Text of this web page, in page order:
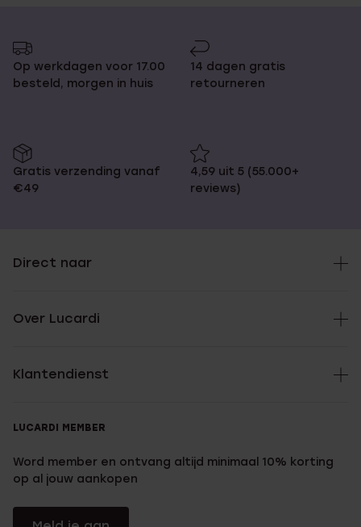
Op werkdagen voor 17.00
besteld, morgen in huis
14 dagen gratis
retourneren
Gratis verzending vanaf
€49
4,59 uit 5 (55.000+
reviews)
Direct naar
Over Lucardi
Klantendienst
LUCARDI MEMBER
Word member en ontvang altijd minimaal 10% korting
op al jouw aankopen